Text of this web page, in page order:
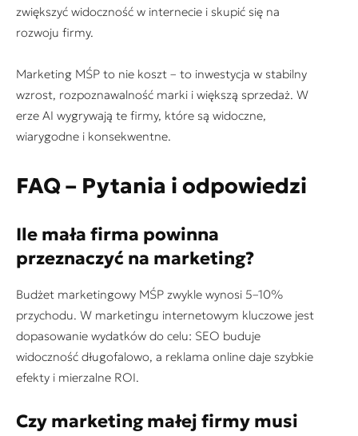
zwiększyć widoczność w internecie i skupić się na
rozwoju firmy.
Marketing MŚP to nie koszt – to inwestycja w stabilny
wzrost, rozpoznawalność marki i większą sprzedaż. W
erze AI wygrywają te firmy, które są widoczne,
wiarygodne i konsekwentne.
FAQ – Pytania i odpowiedzi
Ile mała firma powinna
przeznaczyć na marketing?
Budżet marketingowy MŚP zwykle wynosi 5–10%
przychodu. W marketingu internetowym kluczowe jest
dopasowanie wydatków do celu: SEO buduje
widoczność długofalowo, a reklama online daje szybkie
efekty i mierzalne ROI.
Czy marketing małej firmy musi